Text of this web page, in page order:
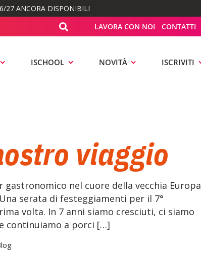
27 ANCORA DISPONIBILI
LAVORA CON NOI
CONTATTI
ISCHOOL NOVITÀ ISCRIVITI
viaggio
nel cuore della vecchia Europa
serata di festeggiamenti per il 7°
volta. In 7 anni siamo cresciuti, ci siamo
continuiamo a porci […]